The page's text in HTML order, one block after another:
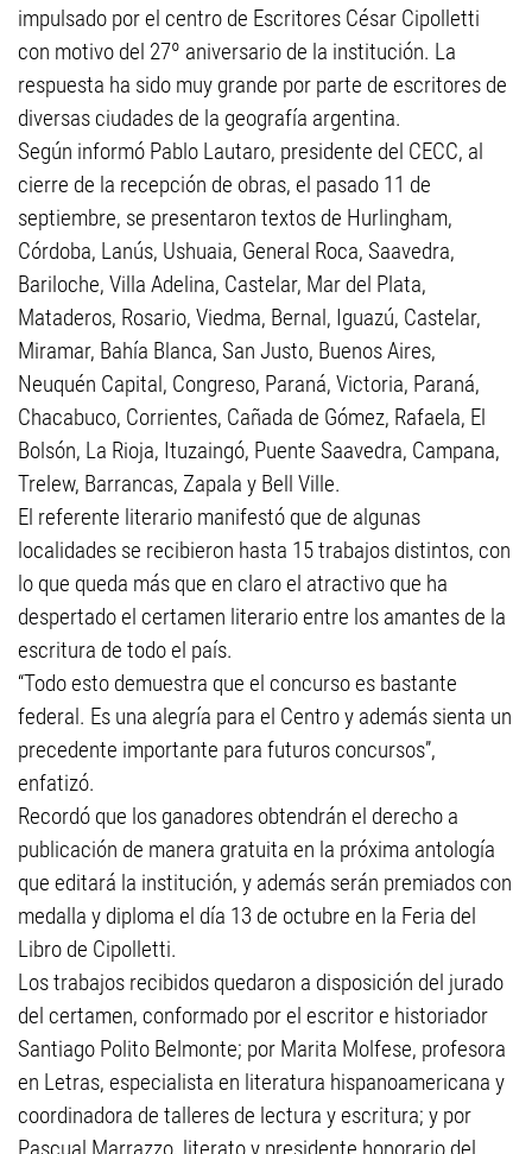
impulsado por el centro de Escritores César Cipolletti
con motivo del 27º aniversario de la institución. La
respuesta ha sido muy grande por parte de escritores de
diversas ciudades de la geografía argentina.
Según informó Pablo Lautaro, presidente del CECC, al
cierre de la recepción de obras, el pasado 11 de
septiembre, se presentaron textos de Hurlingham,
Córdoba, Lanús, Ushuaia, General Roca, Saavedra,
Bariloche, Villa Adelina, Castelar, Mar del Plata,
Mataderos, Rosario, Viedma, Bernal, Iguazú, Castelar,
Miramar, Bahía Blanca, San Justo, Buenos Aires,
Neuquén Capital, Congreso, Paraná, Victoria, Paraná,
Chacabuco, Corrientes, Cañada de Gómez, Rafaela, El
Bolsón, La Rioja, Ituzaingó, Puente Saavedra, Campana,
Trelew, Barrancas, Zapala y Bell Ville.
El referente literario manifestó que de algunas
localidades se recibieron hasta 15 trabajos distintos, con
lo que queda más que en claro el atractivo que ha
despertado el certamen literario entre los amantes de la
escritura de todo el país.
“Todo esto demuestra que el concurso es bastante
federal. Es una alegría para el Centro y además sienta un
precedente importante para futuros concursos”,
enfatizó.
Recordó que los ganadores obtendrán el derecho a
publicación de manera gratuita en la próxima antología
que editará la institución, y además serán premiados con
medalla y diploma el día 13 de octubre en la Feria del
Libro de Cipolletti.
Los trabajos recibidos quedaron a disposición del jurado
del certamen, conformado por el escritor e historiador
Santiago Polito Belmonte; por Marita Molfese, profesora
en Letras, especialista en literatura hispanoamericana y
coordinadora de talleres de lectura y escritura; y por